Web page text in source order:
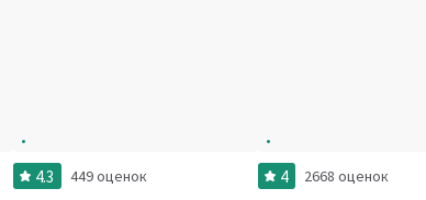
4.3 449 оценок 4 2668 оценок